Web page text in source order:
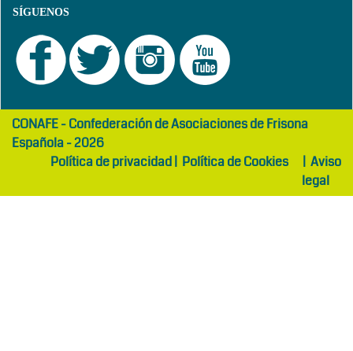
SÍGUENOS
girls
abaya
maltepe
otelCONAFE - Confederación de Asociaciones de Frisona
Española - 2026
Política de privacidad| Política de Cookies | Aviso
legal